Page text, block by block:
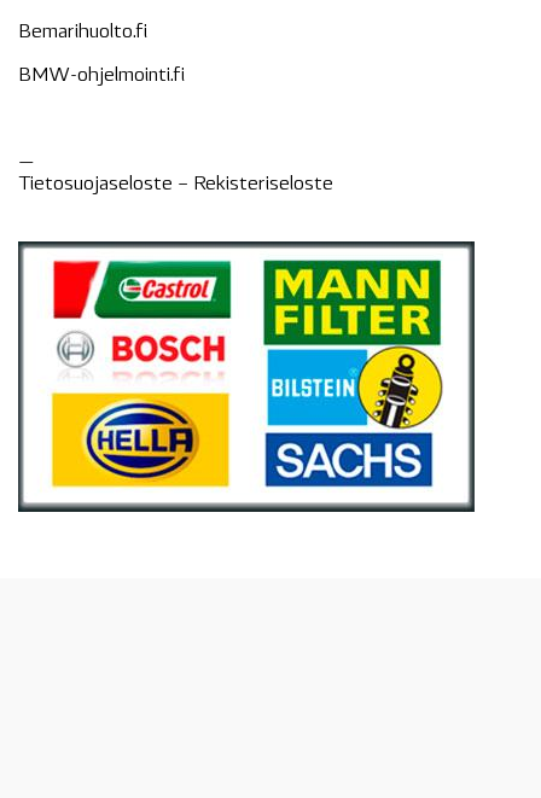
Bemarihuolto.fi
BMW-ohjelmointi.fi
—
Tietosuojaseloste – Rekisteriseloste